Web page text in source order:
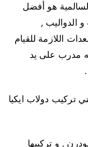
هو أفضل
الدواليب ,
اللازمة للقيام
مدرب على يد
تركيب دولاب ايكيا
, و تركيبها